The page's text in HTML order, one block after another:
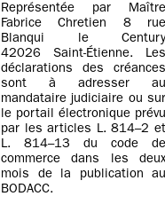
Représentée par Maître
Fabrice Chretien 8 rue
Blanqui le Century
42026 Saint-Étienne. Les
déclarations des créances
sont à adresser au
mandataire judiciaire ou sur
le portail électronique prévu
par les articles L. 814–2 et
L. 814–13 du code de
commerce dans les deux
mois de la publication au
BODACC.